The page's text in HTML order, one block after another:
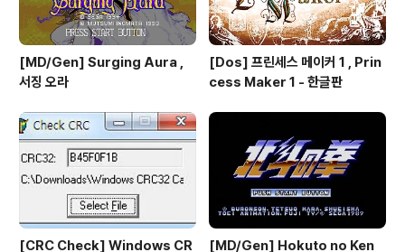
[MD/Gen] Surging Aura ,
서징 오라
[Dos] 프린세스 메이커 1 , Prin
cess Maker 1 - 한글판
[CRC Check] Windows CR [MD/Gen] Hokuto no Ken